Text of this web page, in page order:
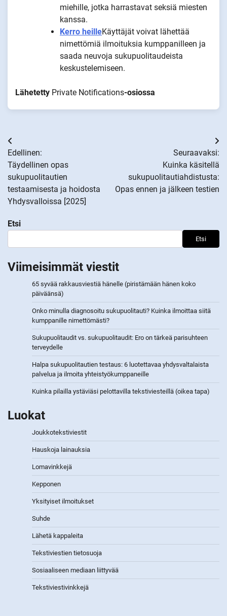
miehille, jotka harrastavat seksiä miesten
kanssa.
Kerro heilleKäyttäjät voivat lähettää
nimettömiä ilmoituksia kumppanilleen ja
saada neuvoja sukupuolitaudeista
keskustelemiseen.
Lähetetty Private Notifications-osiossa
Artikkelien
selaus
Edellinen:
Täydellinen opas
sukupuolitautien
testaamisesta ja hoidosta
Yhdysvalloissa [2025]
Seuraavaksi:
Kuinka käsitellä
sukupuolitautiahdistusta:
Opas ennen ja jälkeen testien
Etsi
Etsi
Viimeisimmät viestit
65 syvää rakkausviestiä hänelle (piristämään hänen koko
päiväänsä)
Onko minulla diagnosoitu sukupuolitauti? Kuinka ilmoittaa siitä
kumppanille nimettömästi?
Sukupuolitaudit vs. sukupuolitaudit: Ero on tärkeä parisuhteen
terveydelle
Halpa sukupuolitautien testaus: 6 luotettavaa yhdysvaltalaista
palvelua ja ilmoita yhteistyökumppaneille
Kuinka pilailla ystäviäsi pelottavilla tekstiviesteillä (oikea tapa)
Luokat
Joukkotekstiviestit
Hauskoja lainauksia
Lomavinkkejä
Kepponen
Yksityiset ilmoitukset
Suhde
Lähetä kappaleita
Tekstiviestien tietosuoja
Sosiaaliseen mediaan liittyvää
Tekstiviestivinkkejä